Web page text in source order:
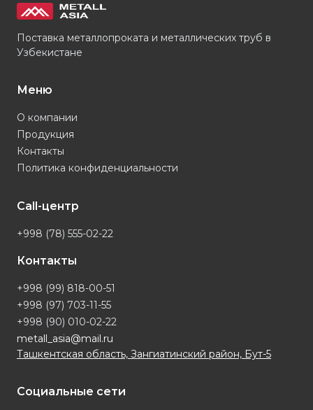
Поставка металлопроката и металлических труб в
Узбекистане
Меню
О компании
Продукция
Контакты
Политика конфиденциальности
Call-центр
+998 (78) 555-02-22
Контакты
+998 (99) 818-00-51
+998 (97) 703-11-55
+998 (90) 010-02-22
metall_asia@mail.ru
Ташкентская область, Зангиатинский район, Бут-5
Социальные сети